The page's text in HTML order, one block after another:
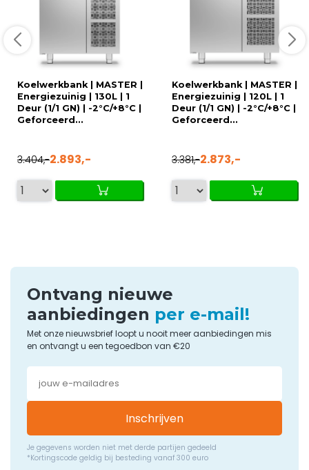
Koelwerkbank | MASTER |
Energiezuinig | 130L | 1
Deur (1/1 GN) | -2°C/+8°C |
Geforceerd...
3.404,-2.893,-
Koelwerkbank | MASTER |
Energiezuinig | 120L | 1
Deur (1/1 GN) | -2°C/+8°C |
Geforceerd...
3.381,-2.873,-
Ontvang nieuwe
aanbiedingen per e-mail!
Met onze nieuwsbrief loopt u nooit meer aanbiedingen mis
en ontvangt u een tegoedbon van €20
Inschrijven
Je gegevens worden niet met derde partijen gedeeld
*Kortingscode geldig bij besteding vanaf 300 euro